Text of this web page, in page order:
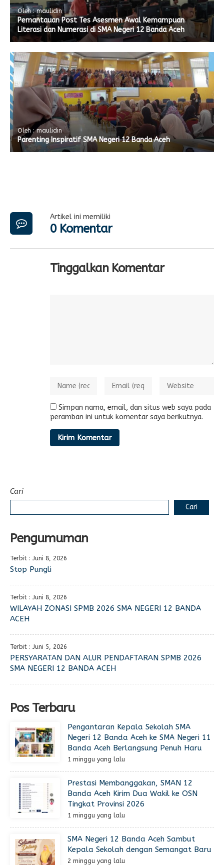
Oleh : maulidin
Pemantauan Post Tes Asesmen Awal Kemampuan
Literasi dan Numerasi di SMA Negeri 12 Banda Aceh
Oleh : maulidin
Parenting Inspiratif SMA Negeri 12 Banda Aceh
Artikel ini memiliki
0 Komentar
Tinggalkan Komentar
Simpan nama, email, dan situs web saya pada
peramban ini untuk komentar saya berikutnya.
Cari
Cari
Pengumuman
Terbit : Juni 8, 2026
Stop Pungli
Terbit : Juni 8, 2026
WILAYAH ZONASI SPMB 2026 SMA NEGERI 12 BANDA
ACEH
Terbit : Juni 5, 2026
PERSYARATAN DAN ALUR PENDAFTARAN SPMB 2026
SMA NEGERI 12 BANDA ACEH
Pos Terbaru
Pengantaran Kepala Sekolah SMA
Negeri 12 Banda Aceh ke SMA Negeri 11
Banda Aceh Berlangsung Penuh Haru
1 minggu yang lalu
Prestasi Membanggakan, SMAN 12
Banda Aceh Kirim Dua Wakil ke OSN
Tingkat Provinsi 2026
1 minggu yang lalu
SMA Negeri 12 Banda Aceh Sambut
Kepala Sekolah dengan Semangat Baru
2 minggu yang lalu